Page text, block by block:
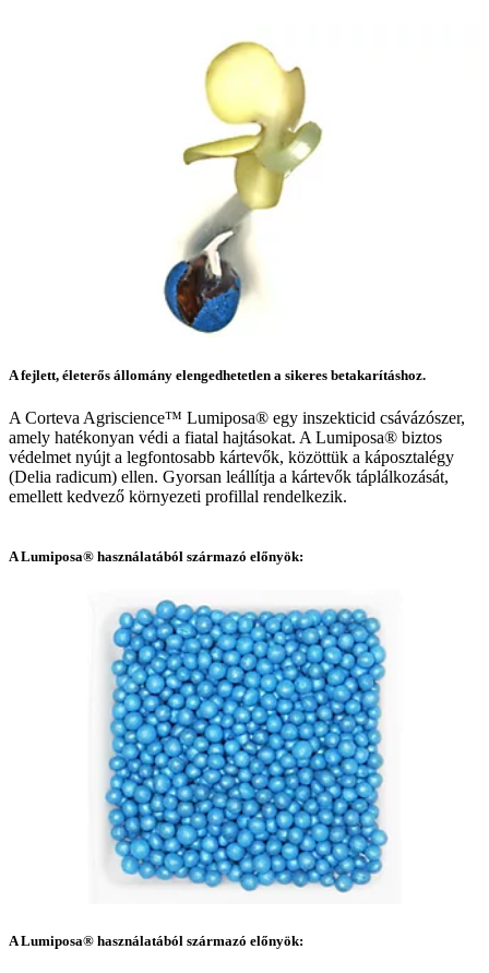
A fejlett, életerős állomány elengedhetetlen a sikeres betakarításhoz.
A Corteva Agriscience™ Lumiposa® egy inszekticid csávázószer,
amely hatékonyan védi a fiatal hajtásokat. A Lumiposa® biztos
védelmet nyújt a legfontosabb kártevők, közöttük a káposztalégy
(Delia radicum) ellen. Gyorsan leállítja a kártevők táplálkozását,
emellett kedvező környezeti profillal rendelkezik.
A Lumiposa® használatából származó előnyök:
A Lumiposa® használatából származó előnyök: